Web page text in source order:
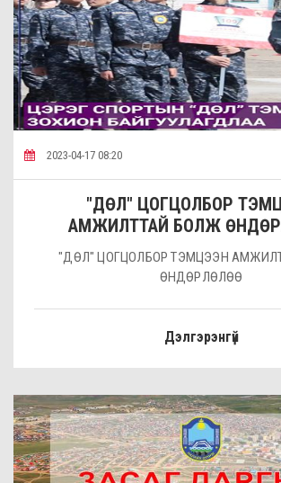
2023-04-17 08:20
"ДӨЛ" ЦОГЦОЛБОР
АМЖИЛТТАЙ БОЛЖ
"ДӨЛ" ЦОГЦОЛБОР ТЭМЦЭЭН
ӨНДӨРЛӨЛӨӨ
Дэлгэрэнгүй